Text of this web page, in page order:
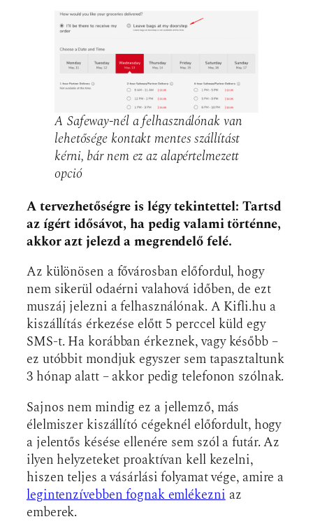
A Safeway-nél a felhasználónak van
lehetősége kontakt mentes szállítást
kérni, bár nem ez az alapértelmezett
opció
A tervezhetőségre is légy tekintettel: Tartsd
az ígért idősávot, ha pedig valami történne,
akkor azt jelezd a megrendelő felé.
Az különösen a fővárosban előfordul, hogy
nem sikerül odaérni valahová időben, de ezt
muszáj jelezni a felhasználónak. A Kifli.hu a
kiszállítás érkezése előtt 5 perccel küld egy
SMS-t. Ha korábban érkeznek, vagy később –
ez utóbbit mondjuk egyszer sem tapasztaltunk
3 hónap alatt – akkor pedig telefonon szólnak.
Sajnos nem mindig ez a jellemző, más
élelmiszer kiszállító cégeknél előfordult, hogy
a jelentős késése ellenére sem szól a futár. Az
ilyen helyzeteket proaktívan kell kezelni,
hiszen teljes a vásárlási folyamat vége, amire a
legintenzívebben fognak emlékezniaz
emberek.